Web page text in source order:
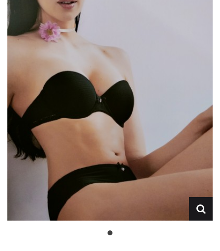
Lencería
Prendas moldeadoras
Hombre
Ortopedia
Outlet